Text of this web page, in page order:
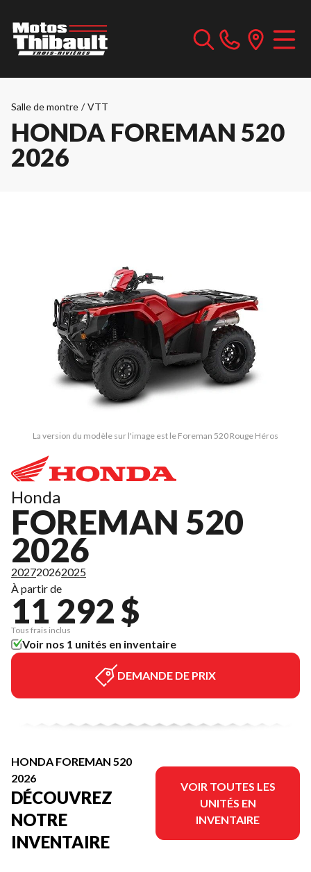
Salle de montre / VTT
HONDA FOREMAN 520
2026
La version du modèle sur l'image est le Foreman 520 Rouge Héros
Honda
FOREMAN 520
2026
202720262025
À partir de
11 292 $
Tous frais inclus
Voir nos 1 unités en inventaire
DEMANDE DE PRIX
HONDA FOREMAN 520
2026
DÉCOUVREZ
NOTRE
INVENTAIRE
VOIR TOUTES LES
UNITÉS EN
INVENTAIRE